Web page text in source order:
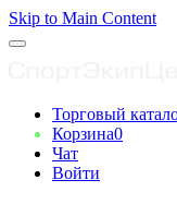
Skip to Main Content
Торговый
Корзина0
Чат
Войти